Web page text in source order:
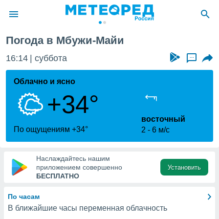
о
Вы можете
к этому
доступ
Погода в Мбужи-Майи
16:14 суббота ...
Облачно и ясно
+34°
По ощущениям +34°
восточный
2
6 м/с
Наслаждайтесь нашим
приложением совершенно
БЕСПЛАТНО
Установить
По часам
В ближайшие часы переменная облачность